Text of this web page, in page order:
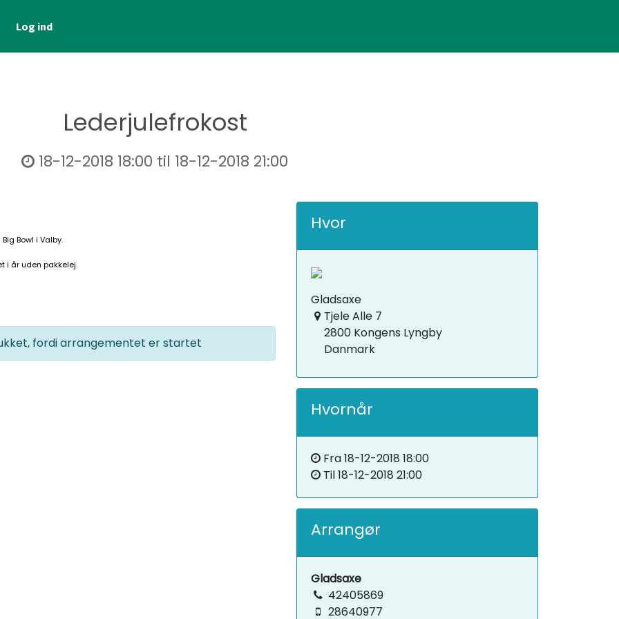
Log ind
Lederjulefrokost
18-12-2018 18:00 til 18-12-2018 21:00
Bowl i Valby.
i år uden pakkelej.
fordi arrangementet er startet
Hvor
Gladsaxe
Tjele Alle 7
2800 Kongens Lyngby
Danmark
Hvornår
Fra18-12-2018 18:00
Til18-12-2018 21:00
Arrangør
Gladsaxe
42405869
28640977